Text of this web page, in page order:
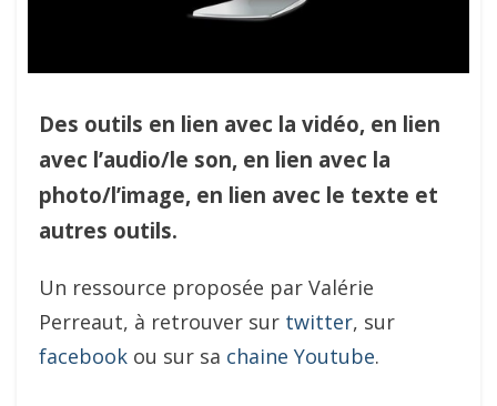
Des outils en lien avec la vidéo, en lien
avec l’audio/le son, en lien avec la
photo/l’image, en lien avec le texte et
autres outils.
Un ressource proposée par Valérie
Perreaut, à retrouver sur twitter, sur
facebook ou sur sa chaine Youtube.